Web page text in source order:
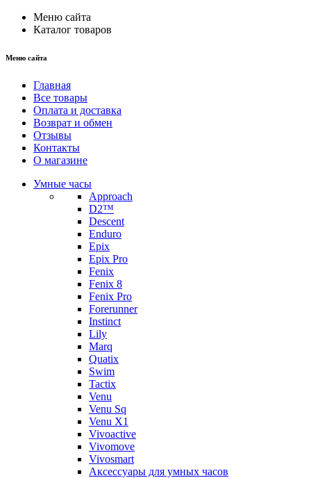
Меню сайта
Каталог товаров
Меню сайта
Главная
Все товары
Оплата и доставка
Возврат и обмен
Отзывы
Контакты
О магазине
Умные часы
Approach
D2™
Descent
Enduro
Epix
Epix Pro
Fenix
Fenix 8
Fenix Pro
Forerunner
Instinct
Lily
Marq
Quatix
Swim
Tactix
Venu
Venu Sq
Venu X1
Vivoactive
Vivomove
Vivosmart
Аксессуары для умных часов